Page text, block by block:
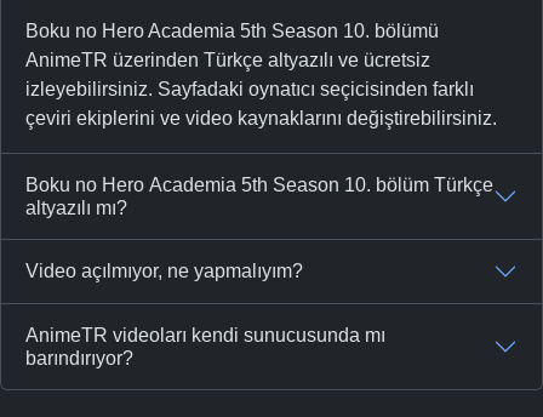
Boku no Hero Academia 5th Season 10. bölümü
AnimeTR üzerinden Türkçe altyazılı ve ücretsiz
izleyebilirsiniz. Sayfadaki oynatıcı seçicisinden farklı
çeviri ekiplerini ve video kaynaklarını değiştirebilirsiniz.
Boku no Hero Academia 5th Season 10. bölüm Türkçe
altyazılı mı?
Video açılmıyor, ne yapmalıyım?
AnimeTR videoları kendi sunucusunda mı
barındırıyor?